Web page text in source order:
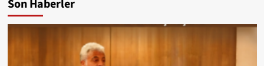
Son Haberler